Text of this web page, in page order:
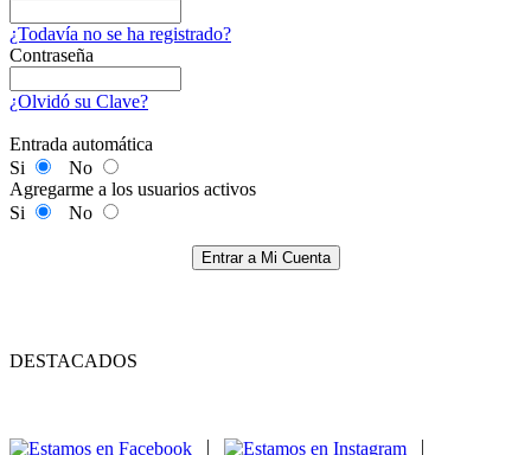
¿Todavía no se ha registrado?
Contraseña
¿Olvidó su Clave?
Entrada automática
Si
No
Agregarme a los usuarios activos
Si
No
Entrar a Mi Cuenta
DESTACADOS